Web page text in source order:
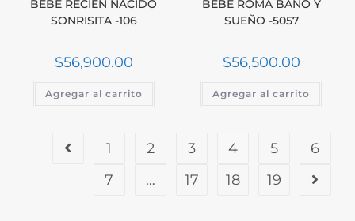
BEBE RECIEN NACIDO
SONRISITA -106
$56,900.00
Agregar al carrito
BEBE ROMA BAÑO Y
SUEÑO -5057
$56,500.00
Agregar al carrito
1 2 3 4 5
6
7
… 17 18 19